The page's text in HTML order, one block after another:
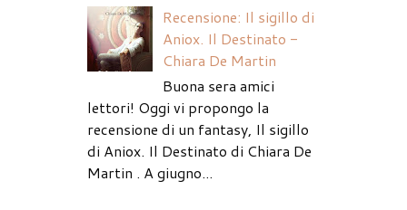
Recensione: Il sigillo di
Aniox. Il Destinato -
Chiara De Martin
Buona sera amici
lettori! Oggi vi propongo la
recensione di un fantasy, Il sigillo
di Aniox. Il Destinato di Chiara De
Martin . A giugno...